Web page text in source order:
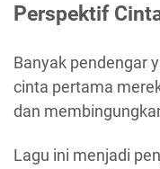
Perspektif
Banyak pendengar
cinta pertama
dan
Lagu ini menjadi